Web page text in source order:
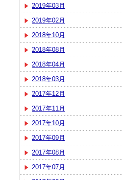
2019年03月
2019年02月
2018年10月
2018年08月
2018年04月
2018年03月
2017年12月
2017年11月
2017年10月
2017年09月
2017年08月
2017年07月